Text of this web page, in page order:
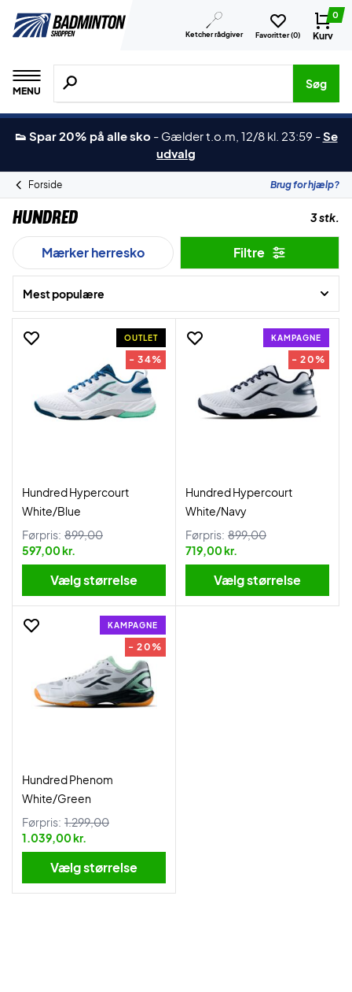
Ketcher rådgiver Favoritter (0)
0
Kurv
MENU
Søg efter produkter, mærker etc.
Søg
👟 Spar 20% på alle sko - Gælder t.o.m, 12/8 kl. 23:59 -Se
udvalg
Forside Brug for hjælp?
Hundred 3 stk.
Mærker herresko Filtre
Mest populære
OUTLET
- 34%
Hundred Hypercourt
White/Blue
Førpris: 899,00
597,00 kr.
Vælg størrelse
KAMPAGNE
- 20%
Hundred Hypercourt
White/Navy
Førpris: 899,00
719,00 kr.
Vælg størrelse
KAMPAGNE
- 20%
Hundred Phenom
White/Green
Førpris: 1.299,00
1.039,00 kr.
Vælg størrelse